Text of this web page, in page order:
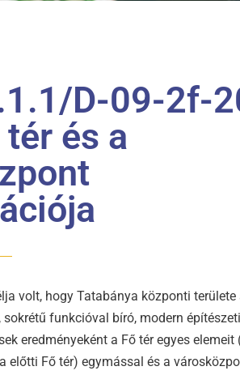
D-09-2f-
és a
volt, hogy Tatabánya központi területe
funkcióval bíró, modern
eredményeként a Fő tér egyes elemeit
előtti Fő tér) egymással és a